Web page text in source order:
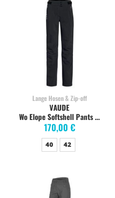
Lange Hosen & Zip-off
Wo Elope Softshell Pants black
170,00 €
VAUDE
40 42